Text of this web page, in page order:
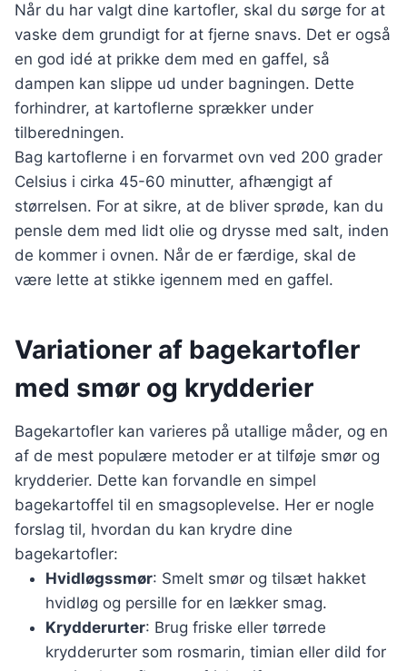
Når du har valgt dine kartofler, skal du sørge for at
vaske dem grundigt for at fjerne snavs. Det er også
en god idé at prikke dem med en gaffel, så
dampen kan slippe ud under bagningen. Dette
forhindrer, at kartoflerne sprækker under
tilberedningen.
Bag kartoflerne i en forvarmet ovn ved 200 grader
Celsius i cirka 45-60 minutter, afhængigt af
størrelsen. For at sikre, at de bliver sprøde, kan du
pensle dem med lidt olie og drysse med salt, inden
de kommer i ovnen. Når de er færdige, skal de
være lette at stikke igennem med en gaffel.
Variationer af bagekartofler
med smør og krydderier
Bagekartofler kan varieres på utallige måder, og en
af de mest populære metoder er at tilføje smør og
krydderier. Dette kan forvandle en simpel
bagekartoffel til en smagsoplevelse. Her er nogle
forslag til, hvordan du kan krydre dine
bagekartofler:
Hvidløgssmør: Smelt smør og tilsæt hakket
hvidløg og persille for en lækker smag.
Krydderurter: Brug friske eller tørrede
krydderurter som rosmarin, timian eller dild for